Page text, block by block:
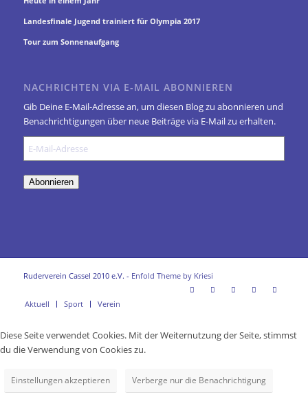
Landesfinale Jugend trainiert für Olympia 2017
Tour zum Sonnenaufgang
NACHRICHTEN VIA E-MAIL ABONNIEREN
Gib Deine E-Mail-Adresse an, um diesen Blog zu abonnieren und
Benachrichtigungen über neue Beiträge via E-Mail zu erhalten.
Abonnieren
Ruderverein Cassel 2010 e.V. - Enfold Theme by Kriesi
Aktuell Sport Verein
Diese Seite verwendet Cookies. Mit der Weiternutzung der Seite, stimmst
du die Verwendung von Cookies zu.
Einstellungen akzeptieren Verberge nur die Benachrichtigung